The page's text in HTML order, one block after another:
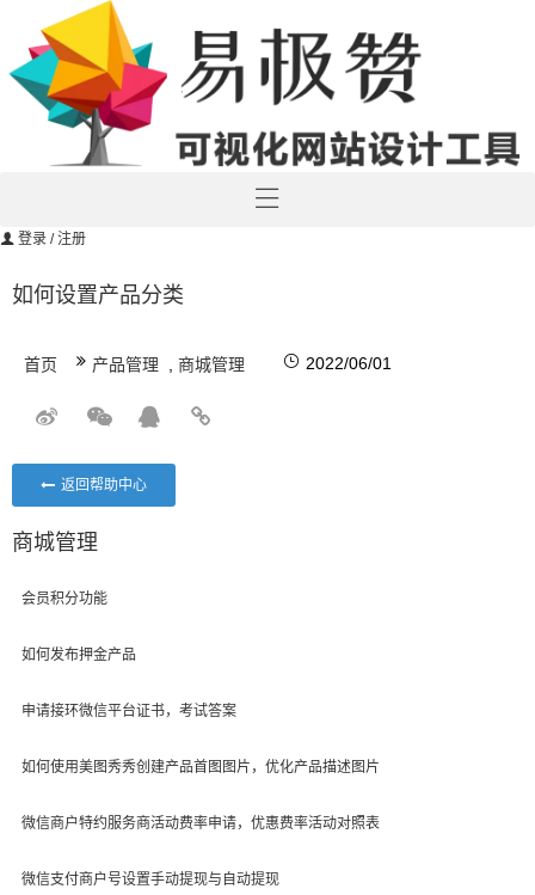
登录 / 注册
如何设置产品分类
首页 产品管理 商城管理 2022/06/01
返回帮助中心
商城管理
会员积分功能
如何发布押金产品
申请接环微信平台证书，考试答案
如何使用美图秀秀创建产品首图图片，优化产品描述图片
微信商户特约服务商活动费率申请，优惠费率活动对照表
微信支付商户号设置手动提现与自动提现